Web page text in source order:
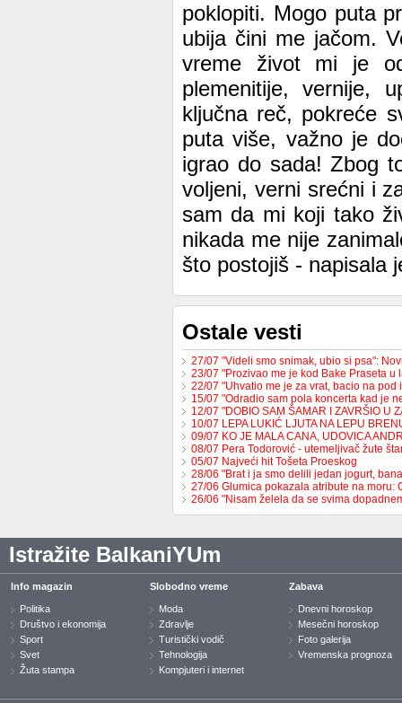
poklopiti. Mogo puta
ubija čini me jačom.
vreme život mi je
plemenitije, vernije,
ključna reč, pokreće
puta više, važno je
igrao do sada! Zbog
voljeni, verni srećni i
sam da mi koji tako
nikada me nije
što postojiš - napisala
Ostale vesti
27/07 "Videli smo snimak, ubio si psa":
23/07 "Prozivao me je kod Bake Praseta
22/07 "Uhvatio me je za vrat, bacio na
15/07 "Odradio sam pola koncerta kad je
12/07 "DOBIO SAM ŠAMAR I ZAVRŠIO U
10/07 LEPA LUKIĆ LJUTA NA LEPU
09/07 KO JE MALA CANA, UDOVICA
08/07 Pera Todorović - utemeljivač žute
05/07 Najveći hit Tošeta Proeskog
28/06 "Brat i ja smo delili jedan jogurt,
27/06 Glumica pokazala atribute na moru:
26/06 "Nisam želela da se svima
Istražite BalkaniYUm
Info magazin
Politika
Društvo i ekonomija
Sport
Svet
Žuta stampa
Slobodno vreme
Moda
Zdravlje
Turistički vodič
Tehnologija
Kompjuteri i internet
Zabava
Dnevni horoskop
Mesečni horoskop
Foto galerija
Vremenska prognoza